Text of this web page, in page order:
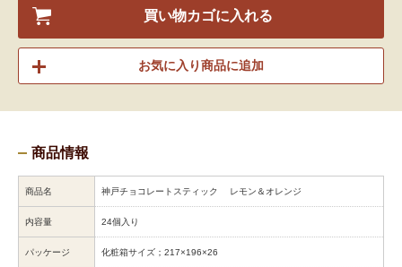
買い物カゴに入れる
お気に入り商品に追加
商品情報
商品名 神戸チョコレートスティック レモン＆オレンジ
内容量 24個入り
パッケージ 化粧箱サイズ；217×196×26